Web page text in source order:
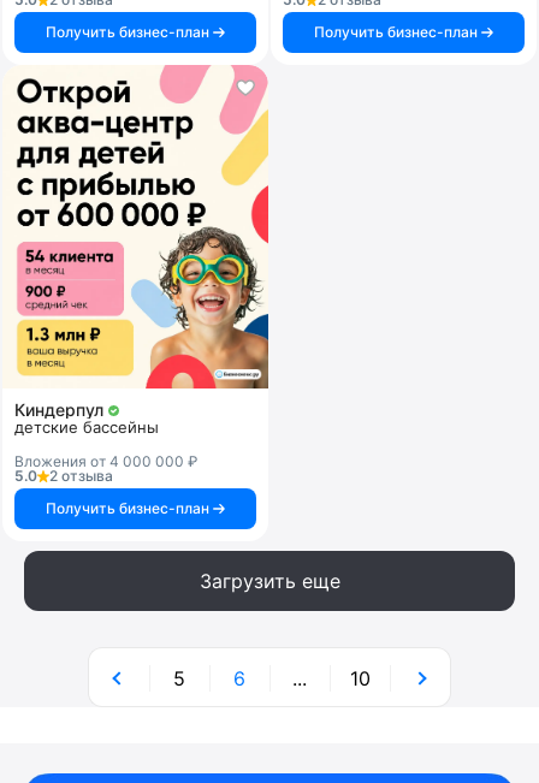
Получить бизнес-план
Получить бизнес-план
Киндерпул
детские бассейны
Вложения от 4 000 000 ₽
5.0
2 отзыва
Получить бизнес-план
Загрузить еще
5 6 ... 10